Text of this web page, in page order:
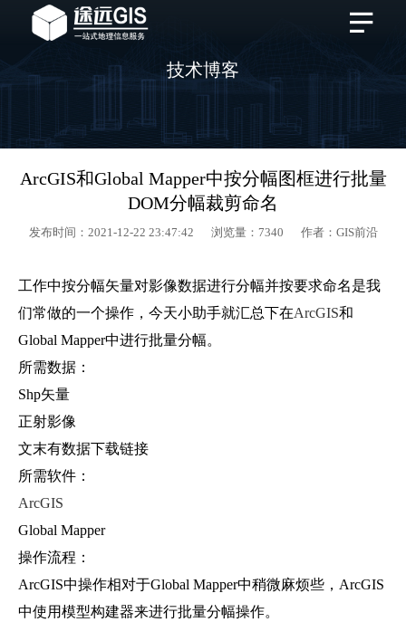
技术博客
ArcGIS和Global Mapper中按分幅图框进行批量
DOM分幅裁剪命名
发布时间：2021-12-22 23:47:42 浏览量：7340 作者：GIS前沿
工作中按分幅矢量对影像数据进行分幅并按要求命名是我
们常做的一个操作，今天小助手就汇总下在ArcGIS和
Global Mapper中进行批量分幅。
所需数据：
Shp矢量
正射影像
文末有数据下载链接
所需软件：
ArcGIS
Global Mapper
操作流程：
ArcGIS中操作相对于Global Mapper中稍微麻烦些，ArcGIS
中使用模型构建器来进行批量分幅操作。